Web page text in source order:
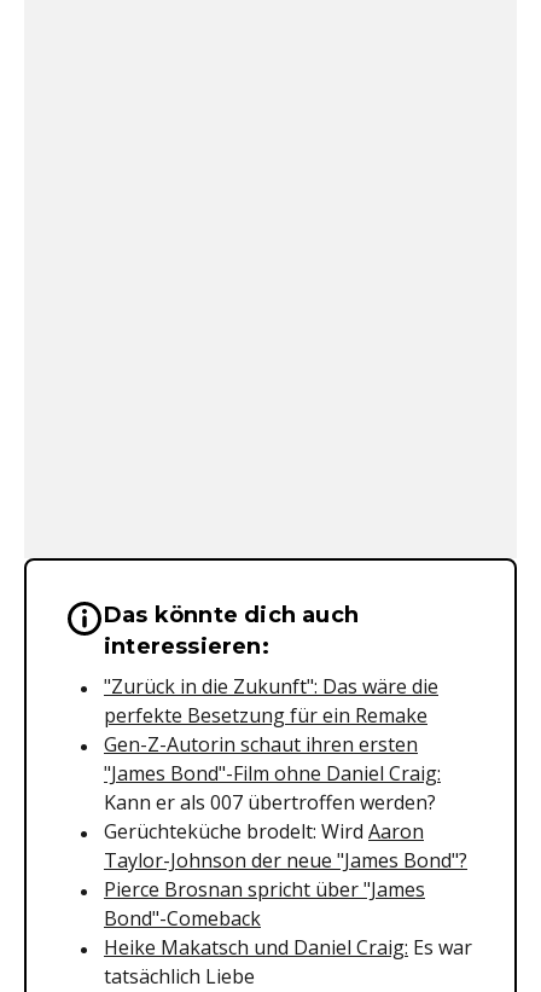
Wichtige Hinweise &
Das könnte dich auch
interessieren:
"Zurück in die Zukunft": Das wäre die
perfekte Besetzung für ein Remake
Gen-Z-Autorin schaut ihren ersten
"James Bond"-Film ohne Daniel Craig:
Kann er als 007 übertroffen werden?
Gerüchteküche brodelt: Wird Aaron
Taylor-Johnson der neue "James Bond"?
Pierce Brosnan spricht über "James
Bond"-Comeback
Heike Makatsch und Daniel Craig: Es war
tatsächlich Liebe